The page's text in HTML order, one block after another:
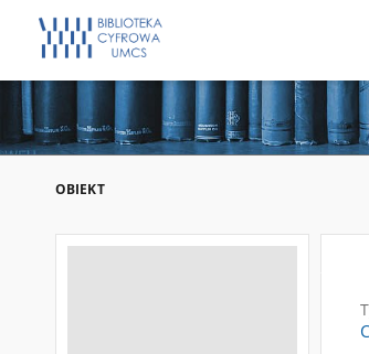
OBIEKT